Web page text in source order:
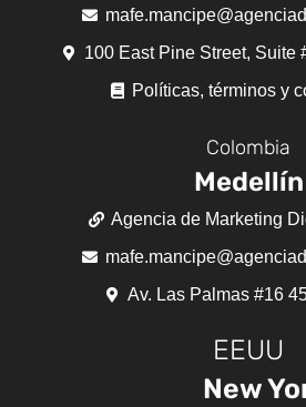
100 East Pine Street, Suite
Políticas, términos y
Colombia
Medellín
Agencia de Marketing
Av. Las Palmas #16
EEUU
New